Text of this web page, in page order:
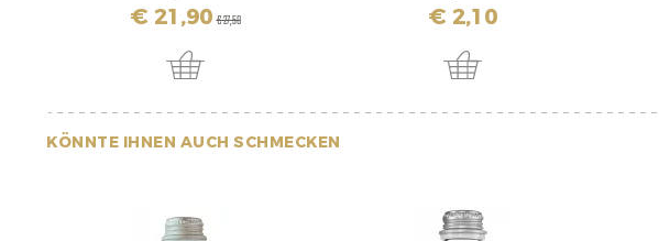
€ 21,90 € 27,50 € 2,10
KÖNNTE IHNEN AUCH SCHMECKEN